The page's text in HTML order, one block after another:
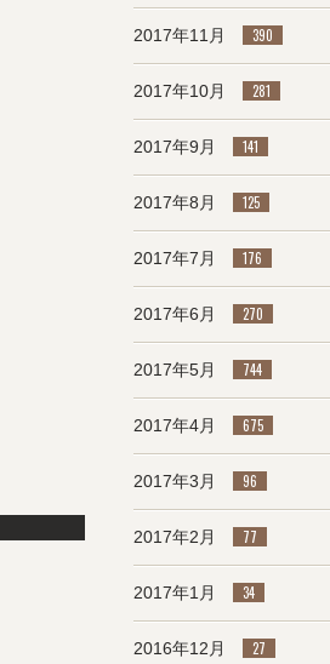
2017年11月 390
2017年10月 281
2017年9月 141
2017年8月 125
2017年7月 176
2017年6月 270
2017年5月 744
2017年4月 675
2017年3月 96
2017年2月 77
2017年1月 34
2016年12月 27